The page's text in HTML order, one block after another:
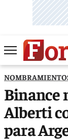
Binance
Alberti
para